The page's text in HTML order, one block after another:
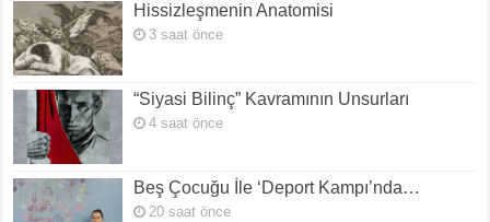
Hissizleşmenin Anatomisi
3 saat önce
“Siyasi Bilinç” Kavramının Unsurları
4 saat önce
Beş Çocuğu İle ‘Deport Kampı’nda…
20 saat önce